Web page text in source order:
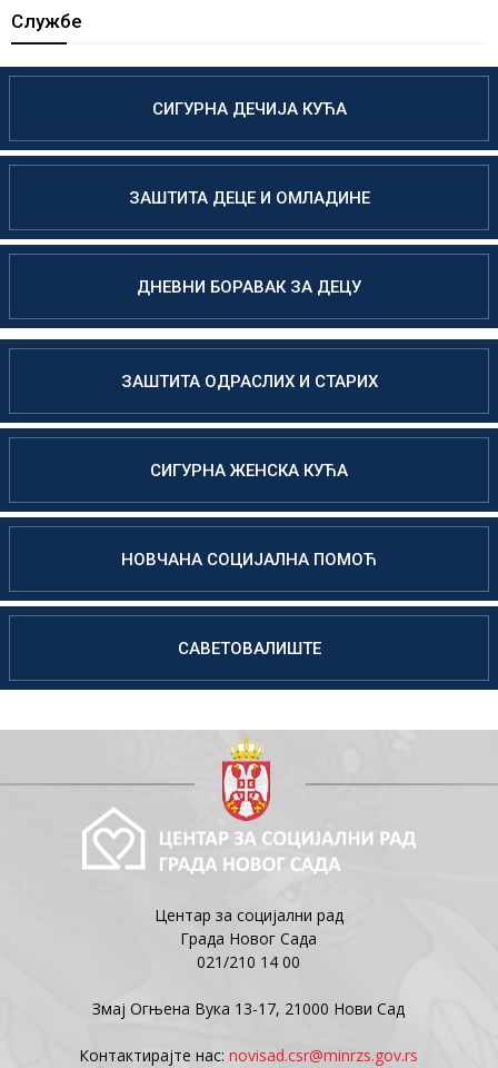
Службе
СИГУРНА ДЕЧИЈА КУЋА
ЗАШТИТА ДЕЦЕ И ОМЛАДИНЕ
ДНЕВНИ БОРАВАК ЗА ДЕЦУ
ЗАШТИТА ОДРАСЛИХ И СТАРИХ
СИГУРНА ЖЕНСКА КУЋА
НОВЧАНА СОЦИЈАЛНА ПОМОЋ
САВЕТОВАЛИШТЕ
Центар за социјални рад
Града Новог Сада
021/210 14 00
Змај Огњена Вука 13-17, 21000 Нови Сад
Контактирајте нас:novisad.csr@minrzs.gov.rs